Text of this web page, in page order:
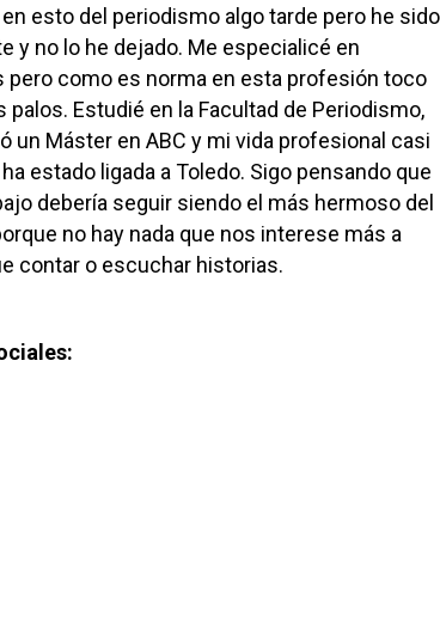
esto del periodismo algo tarde pero he sido
y no lo he dejado. Me especialicé en
pero como es norma en esta profesión toco
palos. Estudié en la Facultad de Periodismo,
un Máster en ABC y mi vida profesional casi
estado ligada a Toledo. Sigo pensando que
debería seguir siendo el más hermoso del
no hay nada que nos interese más a
contar o escuchar historias.